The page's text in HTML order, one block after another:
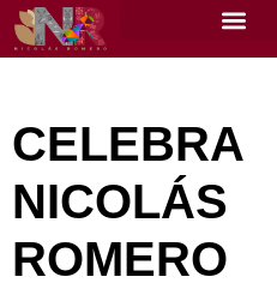
content
CELEBRA
NICOLÁS